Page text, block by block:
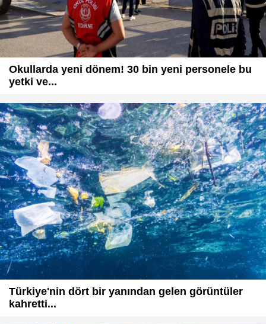
Okullarda yeni dönem! 30 bin yeni personele bu
yetki ve...
Türkiye'nin dört bir yanından gelen görüntüler
kahretti...